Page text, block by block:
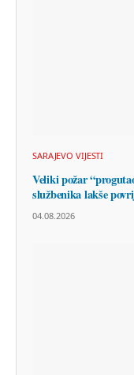
SARAJEVO VIJESTI
Veliki požar
službenika lakše
04.08.2026